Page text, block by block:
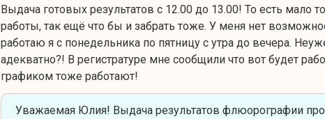
Выдача готовых результатов с 12.00 до 13.00! То есть мало
работы, так ещё что бы и забрать тоже. У меня нет
работаю я с понедельника по пятницу с утра до вечера.
адекватно?! В регистратуре мне сообщили что вот будет
графиком тоже работают!
Уважаемая Юлия! Выдача результатов флюорографии